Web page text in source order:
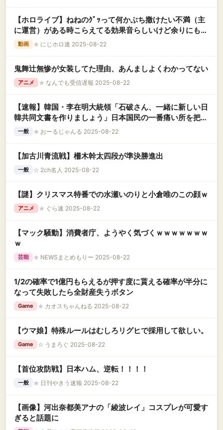
【ホロライブ】ねねのｸﾞｯって何かぶち撒けたい不満（主
に運営）がある時こらえてる効果音らしいけど余りにも多
すぎる【桃鈴ねね】
動画 ★ にじホロ速 2025-08-22
鬼舞辻無惨が女装してた理由、あんましよくわかってない
アニメ ★ なんでも受信遅報 2025-08-22
【速報】韓国・李在明大統領「石破さん、一緒に新しい日
韓共同文書を作りましょう」日本国民の一番痛い所を把握
している模様･･･
一般 ★ おーるじゃんる 2025-08-22
【加古川青流戦】柵木幹太四段が準決勝進出
一般 ☆ 2ch名人 2025-08-22
【謎】クリスマス特番での水瀬いのりと小倉唯のこの顔ｗ
アニメ ★ ぐら速 2025-08-22
【マック騒動】消費者庁、ようやく気づくｗｗｗｗｗｗｗ
ｗ
芸能 ★ NEWSまとめもりー 2025-08-22
1/2の確率で1億円もらえるが押す度に貰える確率が半分に
なって失敗したら全財産失うボタン
Game ★ カオスちゃんねる 2025-08-22
【ウマ娘】特殊ルールはむしろリグヒで採用して欲しい。
Game ☆ うまろぐ 2025-08-22
【首位攻防戦】日本ハム、逆転！！！！
一般 ★ 日刊やきう速報 2025-08-22
【画像】河出奈都美アナの「綾波レイ」コスプレが可愛す
ぎると話題に